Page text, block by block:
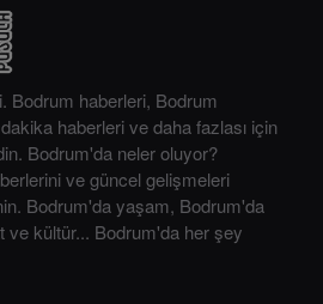
Bodrum haberleri, Bodrum
haberleri ve daha fazlası için
Bodrum'da neler oluyor?
ve güncel gelişmeleri
Bodrum'da yaşam, Bodrum'da
ve kültür... Bodrum'da her şey